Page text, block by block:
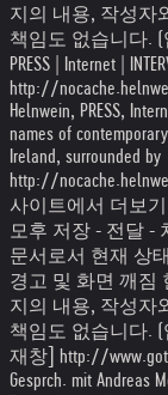
지의 내용, 작성자
책임도 없습니다. (업
PRESS | Internet |
http://
Helnwein, PRESS,
names of
Ireland, surrounded by
http://
사이트에서 더보
모후 저장 - 전달 -
문서로서 현재 상
경고 및 화면 깨짐
지의 내용, 작성자
책임도 없습니다. (
재창] http://
Gesprch. mit Andreas